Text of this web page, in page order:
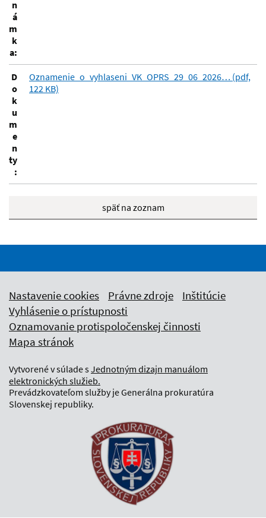
n
á
m
k
a:
D
o
k
u
m
e
n
ty
:
Oznamenie_o_vyhlaseni_VK_OPRS_29_06_2026… (pdf,
122 KB)
späť na zoznam
Nastavenie cookies Právne zdroje
Inštitúcie
Vyhlásenie o prístupnosti
Oznamovanie protispoločenskej činnosti
Mapa stránok
Vytvorené v súlade sJednotným dizajn manuálom
elektronických služieb.
Prevádzkovateľom služby je Generálna prokuratúra
Slovenskej republiky.